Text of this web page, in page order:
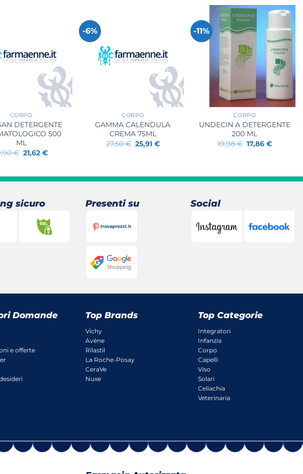
CORPO
DETERGENTE
500
ML
€ Il
prezzo
21,90 €.
21,62€Il
21,62 €.
-6%
CORPO
GAMMA CALENDULA
CREMA 75ML
27,50€ Il
prezzo
25,91€Il
-11%
CORPO
UNDECIN A DETERGENTE
200 ML
19,98€ Il
prezzo
17,86 €Il
sicuro Presenti su Social
Domande
e offerte
Top Brands
Vichy
Avène
Rilastil
La Roche-Posay
CeraVe
Nuxe
Top Categorie
Integratori
Infanzia
Corpo
Capelli
Viso
Solari
Celiachia
Veterinaria